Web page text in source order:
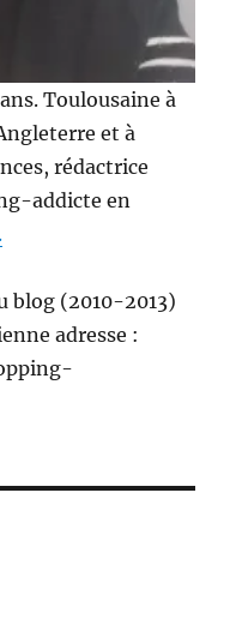
Toulousaine à
et à
rédactrice
addicte en
blog (2010-2013)
adresse :